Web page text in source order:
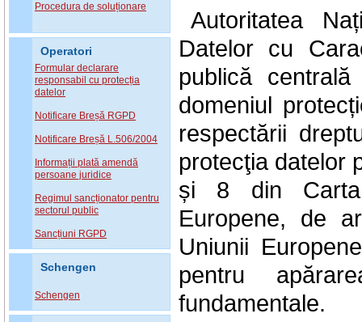
Procedura de soluționare
Operatori
Formular declarare
responsabil cu protecția
datelor
Notificare Breșă RGPD
Notificare Breșă L.506/2004
Informații plată amendă
persoane juridice
Regimul sancționator pentru
sectorul public
Sancțiuni RGPD
Schengen
Schengen
Autoritatea
Datelor cu
publică
domeniul
respectării
protecţia datelor
și 8 din Carta
Europene, de
Uniunii
pentru
fundamentale.